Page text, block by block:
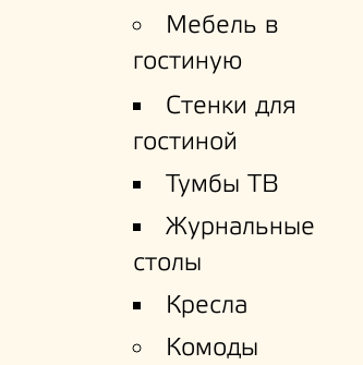
Мебель в
гостиную
Стенки для
гостиной
Тумбы ТВ
Журнальные
столы
Кресла
Комоды